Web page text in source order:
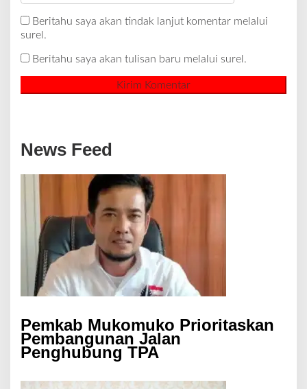
Beritahu saya akan tindak lanjut komentar melalui
surel.
Beritahu saya akan tulisan baru melalui surel.
News Feed
Pemkab Mukomuko Prioritaskan
Pembangunan Jalan
Penghubung TPA